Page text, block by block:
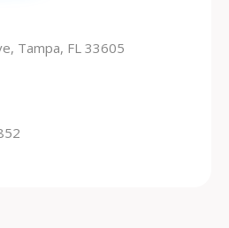
Tampa, FL 33605